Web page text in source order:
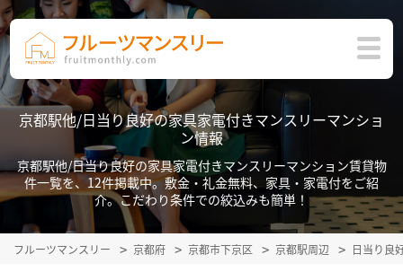
京都駅他/日当り良好の家具家電付きマンスリーマンショ
ン情報
京都駅他/日当り良好の家具家電付きマンスリーマンション賃貸物
件一覧を、12件掲載中。敷金・礼金無料、家具・家電付をご紹
介。こだわり条件での絞込みも簡単！
フルーツマンスリー 京都府 京都市下京区 京都駅周辺 日当り良